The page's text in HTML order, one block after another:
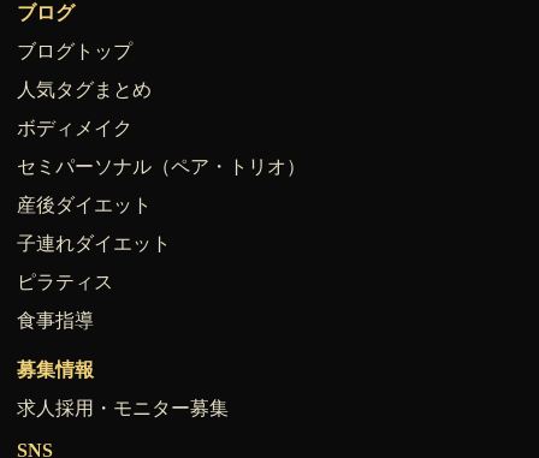
ブログ
ブログトップ
人気タグまとめ
ボディメイク
セミパーソナル（ペア・トリオ）
産後ダイエット
子連れダイエット
ピラティス
食事指導
募集情報
求人採用・モニター募集
SNS